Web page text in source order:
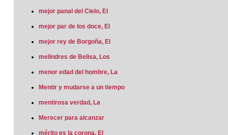
mejor panal del Cielo, El
mejor par de los doce, El
mejor rey de Borgoña, El
melindres de Belisa, Los
menor edad del hombre, La
Mentir y mudarse a un tiempo
mentirosa verdad, La
Merecer para alcanzar
mérito es la corona, El